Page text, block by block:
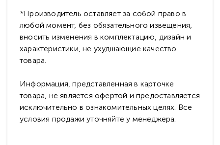
*Производитель оставляет за собой право в
любой момент, без обязательного извещения,
вносить изменения в комплектацию, дизайн и
характеристики, не ухудшающие качество
товара.
Информация, представленная в карточке
товара, не является офертой и предоставляется
исключительно в ознакомительных целях. Все
условия продажи уточняйте у менеджера.